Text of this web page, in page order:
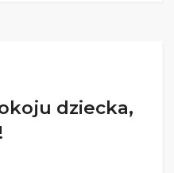
dziecka,